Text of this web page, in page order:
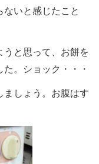
いと感じたこと
うと思って、お餅を
。ショック・・・
ましょう。お腹はす